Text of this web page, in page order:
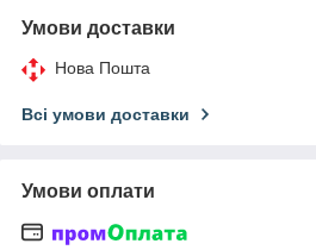
Умови доставки
Нова Пошта
Всі умови доставки
Умови оплати